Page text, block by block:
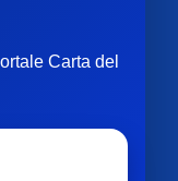
Carta del